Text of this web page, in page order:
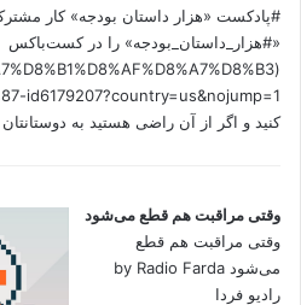
#پادکست «هزار داستان بودجه» کار
«#هزار_داستان_بودجه» را در کست‌باکس
کنید و اگر از آن راضی هستید به دوستانتان
وقتی مراقبت هم قطع می‌شود
وقتی مراقبت هم قطع
می‌شود by Radio Farda
رادیو فردا